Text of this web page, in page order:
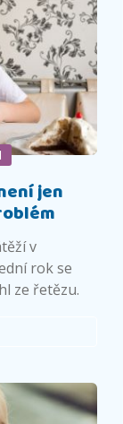
jen
v
rok se
ze řetězu.